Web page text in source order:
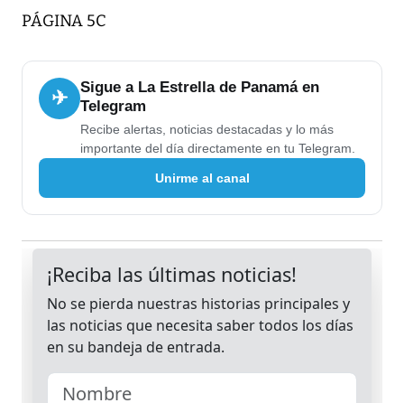
PÁGINA 5C
✈
Sigue a La Estrella de Panamá en
Telegram
Recibe alertas, noticias destacadas y lo más
importante del día directamente en tu Telegram.
Unirme al canal